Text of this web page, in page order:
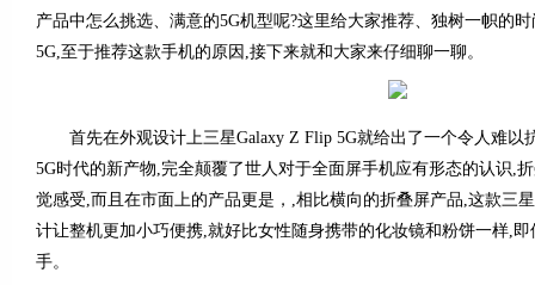
产品中怎么挑选、满意的5G机型呢?这里给大家推荐、独树一帜的
5G,至于推荐这款手机的原因,接下来就和大家来仔细聊一聊。
首先在外观设计上三星Galaxy Z Flip 5G就给出了一个令人难
5G时代的新产物,完全颠覆了世人对于全面屏手机应有形态的认识,
觉感受,而且在市面上的产品更是，,相比横向的折叠屏产品,这款三
计让整机更加小巧便携,就好比女性随身携带的化妆镜和粉饼一样,
手。